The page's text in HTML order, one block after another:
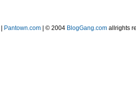
Pantown.com | © 2004 BlogGang.com allrights